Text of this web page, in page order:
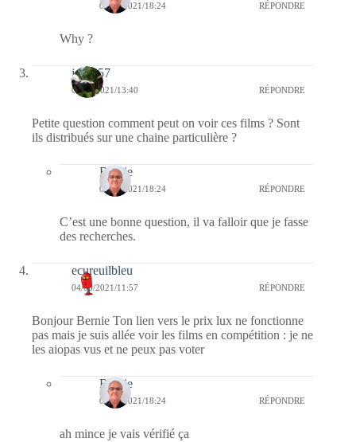
04/05/2021/18:24 RÉPONDRE
Why ?
jazzy57
04/05/2021/13:40 RÉPONDRE
Petite question comment peut on voir ces films ? Sont
ils distribués sur une chaine particulière ?
Bernie
04/05/2021/18:24 RÉPONDRE
C’est une bonne question, il va falloir que je fasse
des recherches.
ecureuilbleu
04/05/2021/11:57 RÉPONDRE
Bonjour Bernie Ton lien vers le prix lux ne fonctionne
pas mais je suis allée voir les films en compétition : je ne
les aiopas vus et ne peux pas voter
Bernie
04/05/2021/18:24 RÉPONDRE
ah mince je vais vérifié ça